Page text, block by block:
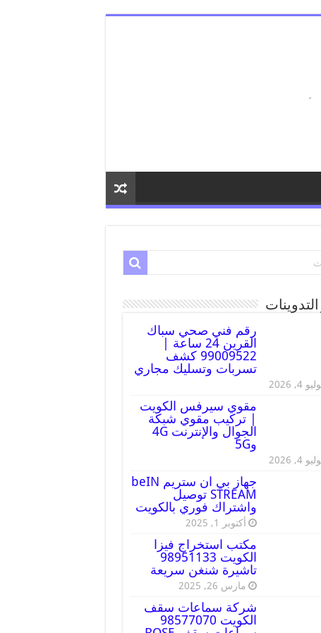
رقم فني صحي سباك
القرين 24 ساعة |
99009522 كشف
تسربات وتسليك مجاري
4, 2026
مقوي سيرفس الكويت
| تركيب مقوي شبكة
الجوال والإنترنت 4G
و5G
4, 2026
جهاز بي ان ستريم beIN
STREAM توصيل
واشتراك فوري بالكويت
أكتوبر 1, 2025
مكتب استخراج فيزا
الكويت 98951133
تاشيرة شنغن سريعة
مارس 26, 2025
شركة سماعات سقف
الكويت 98577070